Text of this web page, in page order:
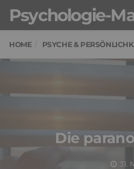
Psychologie-
HOME PSYCHE &
Die
31.